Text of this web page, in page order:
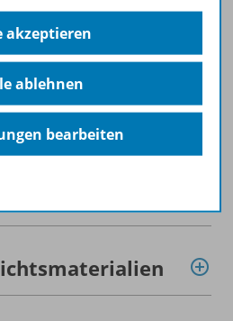
akzeptieren
ablehnen
bearbeiten